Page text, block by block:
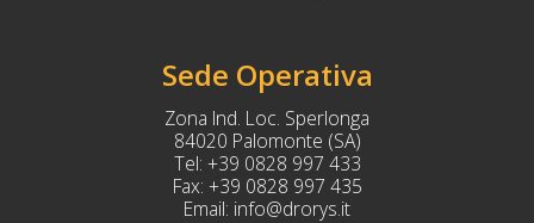
Sede Operativa
Zona Ind. Loc. Sperlonga
84020 Palomonte (SA)
Tel: +39 0828 997 433
Fax: +39 0828 997 435
Email: info@drorys.it